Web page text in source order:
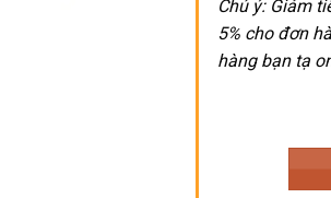
Chú ý: Giảm
5% cho đơn
hàng bạn tạ